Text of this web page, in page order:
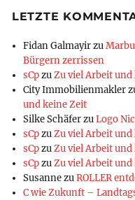
LETZTE
Fidan Galmayirzu
Bürgern zerrissen
sCpzuZu viel Arbeit und
City Immobilienmakler
und keine Zeit
Silke SchäferzuLogo
sCpzuZu viel Arbeit und
sCpzuZu viel Arbeit und
sCpzuZu viel Arbeit und
SusannezuROLLER
C wie Zukunft –